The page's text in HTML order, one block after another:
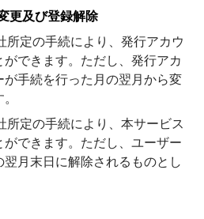
更及び登録解除
所定の手続により、発行アカウ
できます。ただし、発行アカ
が手続を行った月の翌月から変
所定の手続により、本サービス
できます。ただし、ユーザー
月末日に解除されるものとし